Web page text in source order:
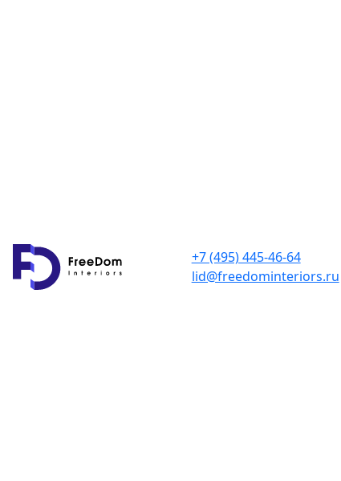
+7 (495) 445-46-64
lid@freedominteriors.ru